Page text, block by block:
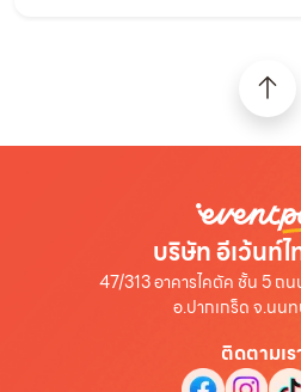
บริษัท อีเว้นท์
47/313 อาคารไคตัค ชั้น 5 ถ
อ.ปากเกร็ด จ.นนท
ติดตามเร